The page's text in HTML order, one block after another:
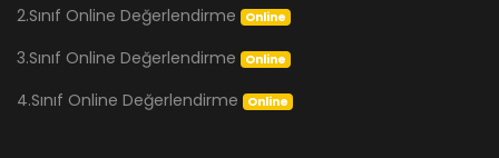
2.Sınıf Online Değerlendirme Online
3.Sınıf Online Değerlendirme Online
4.Sınıf Online Değerlendirme Online